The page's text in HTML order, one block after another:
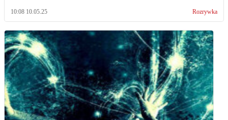
10:08 10.05.25 Rozrywka